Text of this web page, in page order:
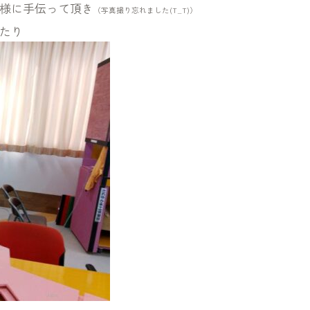
に手伝って頂き （写真撮り忘れました(T_T)）
り